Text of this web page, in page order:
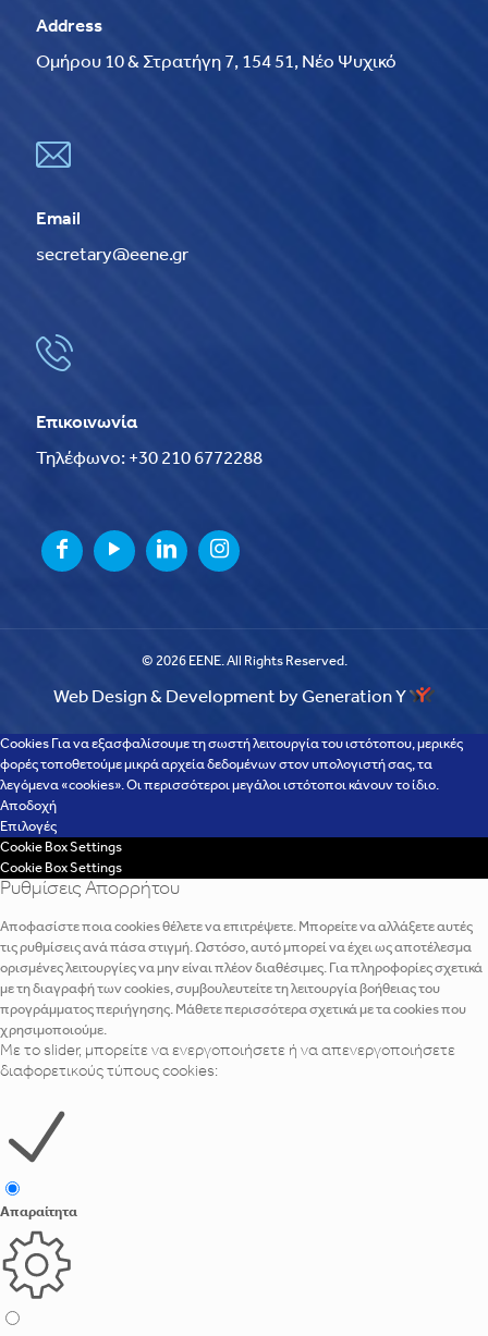
Address
Ομήρου 10 & Στρατήγη 7, 154 51, Νέο Ψυχικό
Email
secretary@eene.gr
Επικοινωνία
Τηλέφωνο: +30 210 6772288
© 2026 EENE. All Rights Reserved.
Web Design & Development by Generation Y
Cookies Για να εξασφαλίσουμε τη σωστή λειτουργία του ιστότοπου, μερικές
φορές τοποθετούμε μικρά αρχεία δεδομένων στον υπολογιστή σας, τα
λεγόμενα «cookies». Οι περισσότεροι μεγάλοι ιστότοποι κάνουν το ίδιο.
Αποδοχή
Επιλογές
Cookie Box Settings
Cookie Box Settings
Ρυθμίσεις Απορρήτου
Αποφασίστε ποια cookies θέλετε να επιτρέψετε. Μπορείτε να αλλάξετε αυτές
τις ρυθμίσεις ανά πάσα στιγμή. Ωστόσο, αυτό μπορεί να έχει ως αποτέλεσμα
ορισμένες λειτουργίες να μην είναι πλέον διαθέσιμες. Για πληροφορίες σχετικά
με τη διαγραφή των cookies, συμβουλευτείτε τη λειτουργία βοήθειας του
προγράμματος περιήγησης. Μάθετε περισσότερα σχετικά με τα cookies που
χρησιμοποιούμε.
Με το slider, μπορείτε να ενεργοποιήσετε ή να απενεργοποιήσετε
διαφορετικούς τύπους cookies:
Απαραίτητα